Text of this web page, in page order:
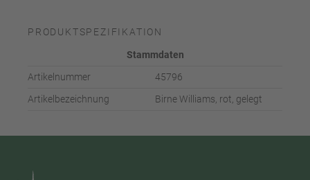
PRODUKTSPEZIFIKATION
Stammdaten
Artikelnummer
45796
Artikelbezeichnung
Birne Williams, rot, gelegt